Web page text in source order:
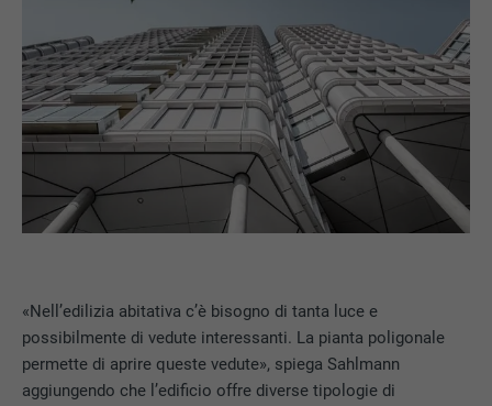
«Nell’edilizia abitativa c’è bisogno di tanta luce e
possibilmente di vedute interessanti. La pianta poligonale
permette di aprire queste vedute», spiega Sahlmann
aggiungendo che l’edificio offre diverse tipologie di